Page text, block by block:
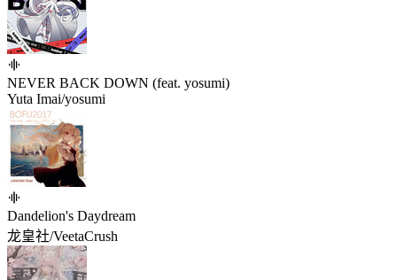
NEVER BACK DOWN (feat. yosumi)
Yuta Imai/yosumi
Dandelion's Daydream
龙皇社/VeetaCrush